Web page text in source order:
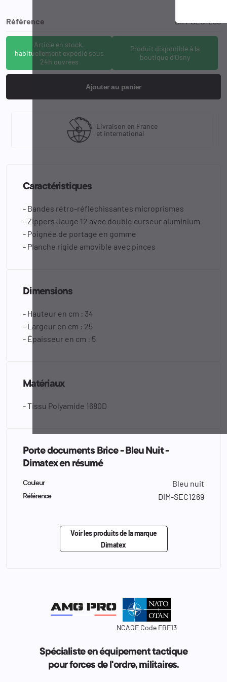
Référence DIM-SEC1269
Article en stock,
habituellement expédié sous
24h ouvrées
Produit disponible à la
boutique d'Osny
Ajouter au panier
Livraison en France
et international
Caractéristiques
- Bandes rétro-réfléchissantes microprismes
- Zippers Jauge 12 avec double curseur aluminium
- Poignée de portage en gomme
- Planche rigide amovible avec pinces
Dimensions
- Hauteur en cm : 34
- Largeur en cm : 25
- Épaisseur en cm : 5
Matériaux
- Tissu Polyamide 1680D
Porte documents Brice - Bleu Nuit -
Dimatex en résumé
Couleur Bleu nuit
Référence DIM-SEC1269
Voir les produits de la marque
Dimatex
NCAGE Code FBF13
Spécialiste en équipement tactique
pour forces de l'ordre, militaires.